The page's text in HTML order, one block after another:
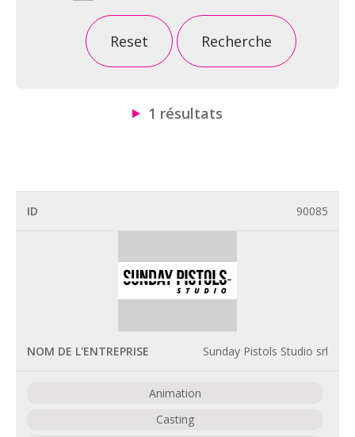
Reset Recherche
1 résultats
90085
Sunday Pistols Studio srl
Animation
Casting